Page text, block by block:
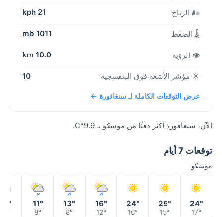
🌬️ الرياح
21 kph
🌡️ الضغط 1011 mb
👁️ الرؤية 10.0 km
☀️ مؤشر الأشعة فوق البنفسجية 10
عرض التوقعات الكاملة لـ سنغافورة ←
الآن، سنغافورة أكثر دفئًا من موسكو بـ 9.9°C.
توقعات 7 أيام
موسكو
24°
17°
25°
15°
24°
16°
16°
12°
13°
8°
11°
8°
21°
11°